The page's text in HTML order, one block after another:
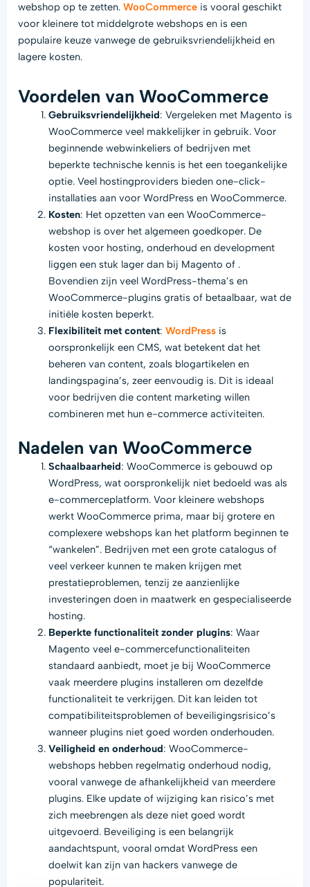
webshop op te zetten. WooCommerce is vooral geschikt
voor kleinere tot middelgrote webshops en is een
populaire keuze vanwege de gebruiksvriendelijkheid en
lagere kosten.
Voordelen van WooCommerce
Gebruiksvriendelijkheid: Vergeleken met Magento is
WooCommerce veel makkelijker in gebruik. Voor
beginnende webwinkeliers of bedrijven met
beperkte technische kennis is het een toegankelijke
optie. Veel hostingproviders bieden one-click-
installaties aan voor WordPress en WooCommerce.
Kosten: Het opzetten van een WooCommerce-
webshop is over het algemeen goedkoper. De
kosten voor hosting, onderhoud en development
liggen een stuk lager dan bij Magento of .
Bovendien zijn veel WordPress-thema’s en
WooCommerce-plugins gratis of betaalbaar, wat de
initiële kosten beperkt.
Flexibiliteit met content: WordPressis
oorspronkelijk een CMS, wat betekent dat het
beheren van content, zoals blogartikelen en
landingspagina’s, zeer eenvoudig is. Dit is ideaal
voor bedrijven die content marketing willen
combineren met hun e-commerce activiteiten.
Nadelen van WooCommerce
Schaalbaarheid: WooCommerce is gebouwd op
WordPress, wat oorspronkelijk niet bedoeld was als
e-commerceplatform. Voor kleinere webshops
werkt WooCommerce prima, maar bij grotere en
complexere webshops kan het platform beginnen te
“wankelen”. Bedrijven met een grote catalogus of
veel verkeer kunnen te maken krijgen met
prestatieproblemen, tenzij ze aanzienlijke
investeringen doen in maatwerk en gespecialiseerde
hosting.
Beperkte functionaliteit zonder plugins: Waar
Magento veel e-commercefunctionaliteiten
standaard aanbiedt, moet je bij WooCommerce
vaak meerdere plugins installeren om dezelfde
functionaliteit te verkrijgen. Dit kan leiden tot
compatibiliteitsproblemen of beveiligingsrisico’s
wanneer plugins niet goed worden onderhouden.
Veiligheid en onderhoud: WooCommerce-
webshops hebben regelmatig onderhoud nodig,
vooral vanwege de afhankelijkheid van meerdere
plugins. Elke update of wijziging kan risico’s met
zich meebrengen als deze niet goed wordt
uitgevoerd. Beveiliging is een belangrijk
aandachtspunt, vooral omdat WordPress een
doelwit kan zijn van hackers vanwege de
populariteit.